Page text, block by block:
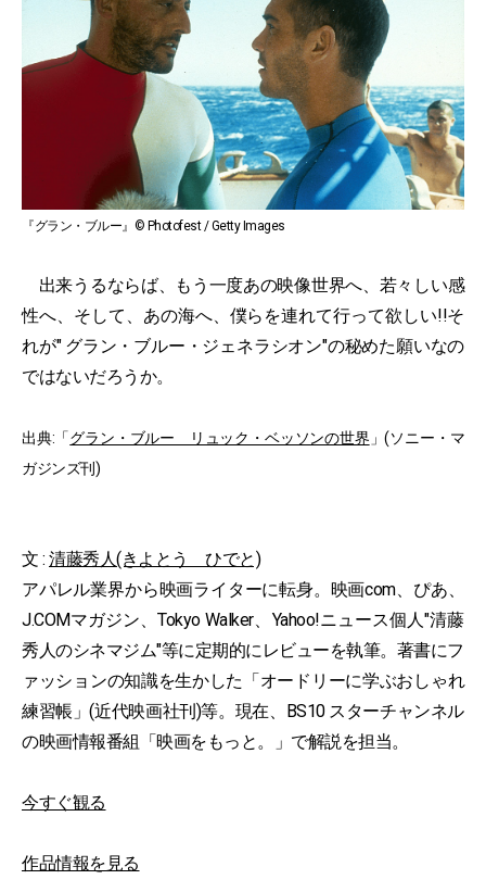
『グラン・ブルー』© Photofest / Getty Images
出来うるならば、もう一度あの映像世界へ、若々しい感
性へ、そして、あの海へ、僕らを連れて行って欲しい!!そ
れが" グラン・ブルー・ジェネラシオン"の秘めた願いなの
ではないだろうか。
出典:「グラン・ブルー リュック・ベッソンの世界 」(ソニー・マ
ガジンズ刊)
文 : 清藤秀人(きよとう ひでと)
アパレル業界から映画ライターに転身。映画com、ぴあ、
J.COMマガジン、Tokyo Walker、Yahoo!ニュース個人"清藤
秀人のシネマジム"等に定期的にレビューを執筆。著書にフ
ァッションの知識を生かした「オードリーに学ぶおしゃれ
練習帳」(近代映画社刊)等。現在、BS10 スターチャンネル
の映画情報番組「映画をもっと。」で解説を担当。
今すぐ観る
作品情報を見る